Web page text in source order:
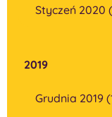
Styczeń 2020
2019
Grudnia 2019